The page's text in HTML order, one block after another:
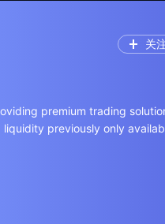
关
premium trading
previously only